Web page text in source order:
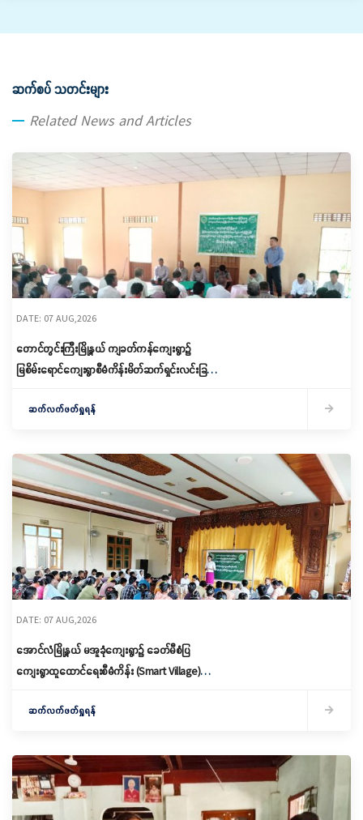
ဆက်စပ် သတင်းများ
Related News and Articles
DATE: 07 AUG,2026
တောင်တွင်းကြီးမြို့နယ် ကျခတ်ကန်ကျေးရွာ၌
မြစိမ်းရောင်ကျေးရွာစီမံကိန်းမိတ်ဆက်ရှင်းလင်းခြင်း
ဆက်လက်ဖတ်ရှုရန်
DATE: 07 AUG,2026
အောင်လံမြို့နယ် မအူခုံကျေးရွာ၌ ခေတ်မီစံပြ
ကျေးရွာထူထောင်ရေးစီမံကိန်း (Smart Village)
ဆက်လက်ဖတ်ရှုရန်